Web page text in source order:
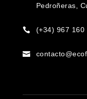
Pedroñeras,
 (+34) 967 160
